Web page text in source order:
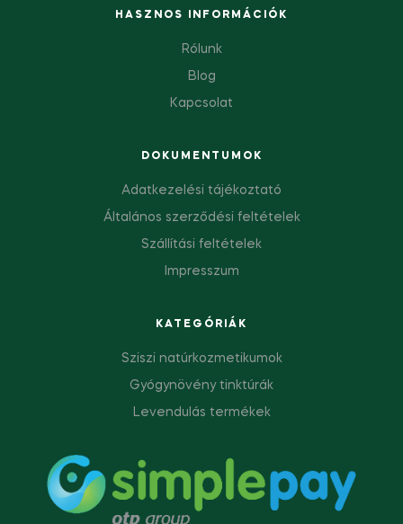
HASZNOS INFORMÁCIÓK
Rólunk
Blog
Kapcsolat
DOKUMENTUMOK
Adatkezelési tájékoztató
Általános szerződési feltételek
Szállítási feltételek
Impresszum
KATEGÓRIÁK
Sziszi natúrkozmetikumok
Gyógynövény tinktúrák
Levendulás termékek